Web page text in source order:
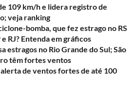
109 km/h e lidera registro de
veja ranking
bomba, que fez estrago no RS
RJ? Entenda em gráficos
estragos no Rio Grande do Sul; São
têm fortes ventos
de ventos fortes de até 100